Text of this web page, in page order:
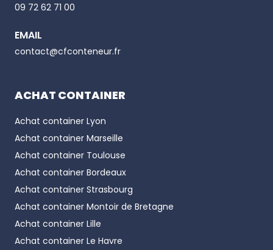
Email
09 72 62 71 00
EMAIL
Phone number
contact@cfconteneur.fr
ACHAT CONTAINER
Achat container Lyon
Achat container Marseille
Achat container Toulouse
Achat container Bordeaux
Achat container Strasbourg
Achat container Montoir de Bretagne
Achat container Lille
Achat container Le Havre